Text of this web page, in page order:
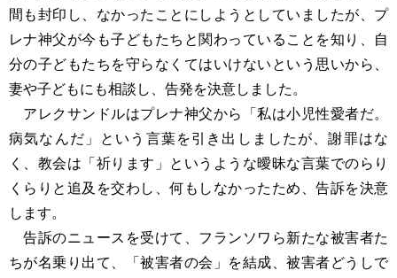
間も封印し、なかったことにしようとしていましたが、プ
レナ神父が今も子どもたちと関わっていることを知り、自
分の子どもたちを守らなくてはいけないという思いから、
妻や子どもにも相談し、告発を決意しました。
アレクサンドルはプレナ神父から「私は小児性愛者だ。
病気なんだ」という言葉を引き出しましたが、謝罪はな
く、教会は「祈ります」というような曖昧な言葉でのらり
くらりと追及を交わし、何もしなかったため、告訴を決意
します。
告訴のニュースを受けて、フランソワら新たな被害者た
ちが名乗り出て、「被害者の会」を結成、被害者どうしで